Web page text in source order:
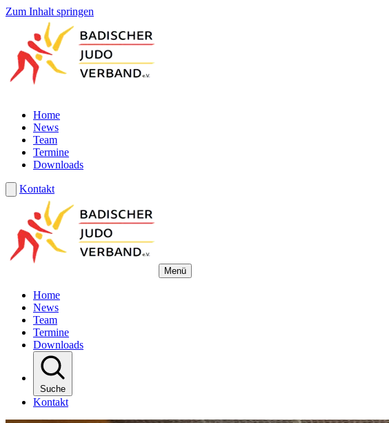
Zum Inhalt springen
Home
News
Team
Termine
Downloads
Kontakt
Menü
Home
News
Team
Termine
Downloads
Suche
Kontakt